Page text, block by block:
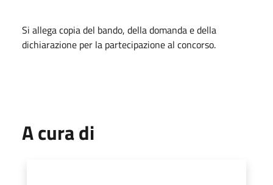
Si allega copia del bando, della domanda e della
dichiarazione per la partecipazione al concorso.
A cura di